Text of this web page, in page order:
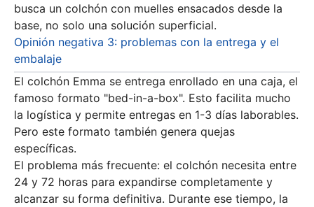
busca un colchón con muelles ensacados desde la
base, no solo una solución superficial.
Opinión negativa 3: problemas con la entrega y el
embalaje
El colchón Emma se entrega enrollado en una caja, el
famoso formato "bed-in-a-box". Esto facilita mucho
la logística y permite entregas en 1-3 días laborables.
Pero este formato también genera quejas
específicas.
El problema más frecuente: el colchón necesita entre
24 y 72 horas para expandirse completamente y
alcanzar su forma definitiva. Durante ese tiempo, la